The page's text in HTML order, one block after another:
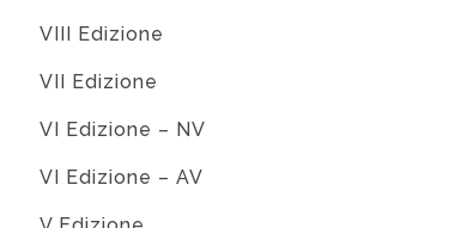
VIII Edizione
VII Edizione
VI Edizione – NV
VI Edizione – AV